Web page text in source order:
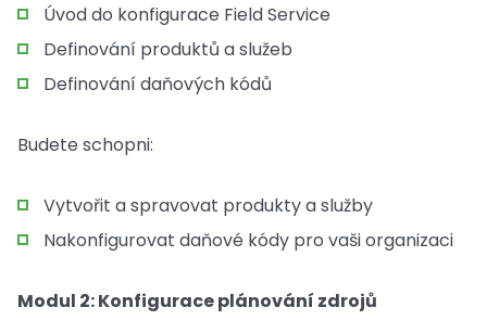
Úvod do konfigurace Field Service
Definování produktů a služeb
Definování daňových kódů
Budete schopni:
Vytvořit a spravovat produkty a služby
Nakonfigurovat daňové kódy pro vaši organizaci
Modul 2: Konfigurace plánování zdrojů